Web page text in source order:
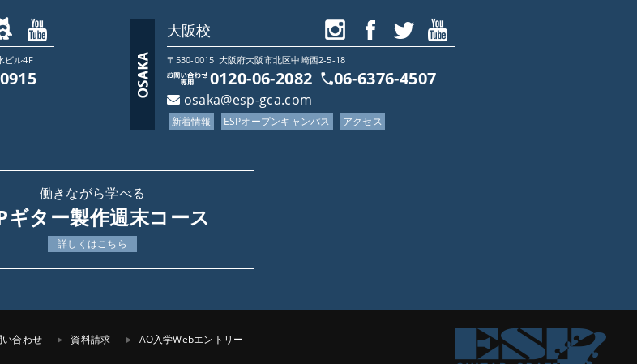
ビル4F
大阪校
〒530-0015 大阪府大阪市北区中崎西2-5-18
0120-06-2082 06-6376-4507
osaka@esp-gca.com
新着情報 ESPオープンキャンパス アクセス
働きながら学べる
ギター製作週末コース
詳しくはこちら
い合わせ 資料請求 AO入学Webエントリー